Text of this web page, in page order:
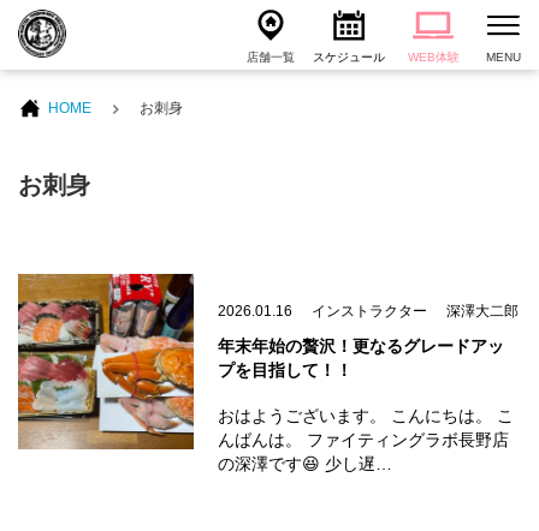
店舗一覧 スケジュール WEB体験 MENU
HOME お刺身
お刺身
2026.01.16 インストラクター 深澤大二郎
年末年始の贅沢！更なるグレードアッ
プを目指して！！
おはようございます。 こんにちは。 こ
んばんは。 ファイティングラボ長野店
の深澤です😆 少し遅…